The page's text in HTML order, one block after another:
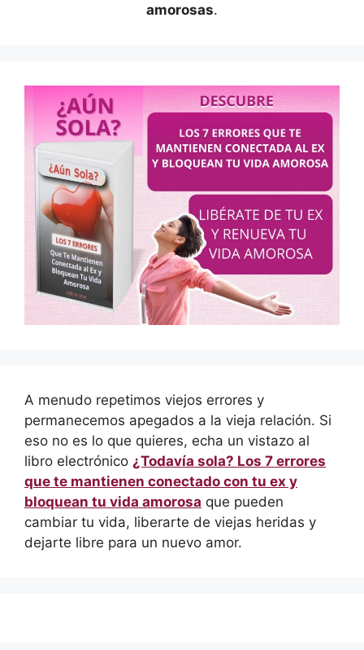
amorosas.
A menudo repetimos viejos errores y
permanecemos apegados a la vieja relación. Si
eso no es lo que quieres, echa un vistazo al
libro electrónico ¿Todavía sola? Los 7 errores
que te mantienen conectado con tu ex y
bloquean tu vida amorosa que pueden
cambiar tu vida, liberarte de viejas heridas y
dejarte libre para un nuevo amor.